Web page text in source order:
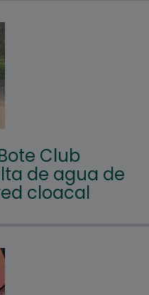
Club
de agua de
cloacal